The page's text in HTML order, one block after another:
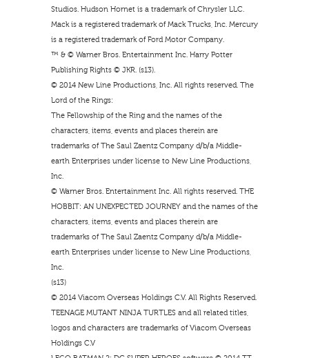
Studios. Hudson Hornet is a trademark of Chrysler LLC.
Mack is a registered trademark of Mack Trucks, Inc. Mercury
is a registered trademark of Ford Motor Company.
™ & © Warner Bros. Entertainment Inc. Harry Potter
Publishing Rights © JKR. (s13).
© 2014 New Line Productions, Inc. All rights reserved. The
Lord of the Rings:
The Fellowship of the Ring and the names of the
characters, items, events and places therein are
trademarks of The Saul Zaentz Company d/b/a Middle-
earth Enterprises under license to New Line Productions,
Inc.
© Warner Bros. Entertainment Inc. All rights reserved. THE
HOBBIT: AN UNEXPECTED JOURNEY and the names of the
characters, items, events and places therein are
trademarks of The Saul Zaentz Company d/b/a Middle-
earth Enterprises under license to New Line Productions,
Inc.
(s13)
© 2014 Viacom Overseas Holdings C.V. All Rights Reserved.
TEENAGE MUTANT NINJA TURTLES and all related titles,
logos and characters are trademarks of Viacom Overseas
Holdings C.V